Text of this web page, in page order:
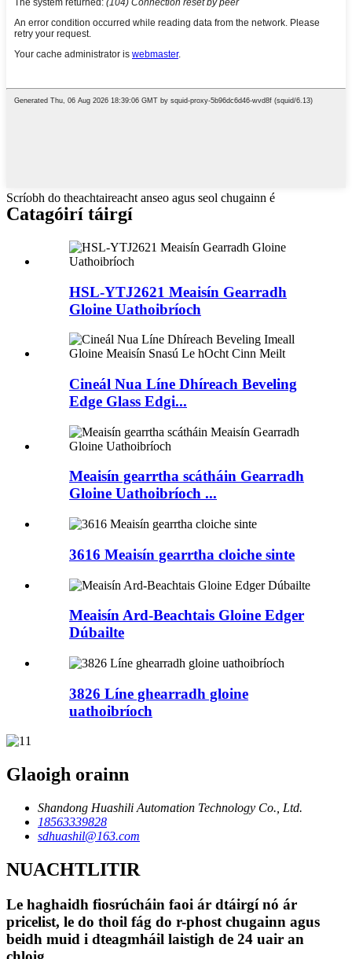
Scríobh do theachtaireacht anseo agus seol chugainn é
Catagóirí táirgí
HSL-YTJ2621 Meaisín Gearradh
Gloine Uathoibríoch
Cineál Nua Líne Dhíreach Beveling
Edge Glass Edgi...
Meaisín gearrtha scátháin Gearradh
Gloine Uathoibríoch ...
3616 Meaisín gearrtha cloiche sinte
Meaisín Ard-Beachtais Gloine Edger
Dúbailte
3826 Líne ghearradh gloine
uathoibríoch
Glaoigh orainn
Shandong Huashili Automation Technology Co., Ltd.
18563339828
sdhuashil@163.com
NUACHTLITIR
Le haghaidh fiosrúcháin faoi ár dtáirgí nó ár
pricelist, le do thoil fág do r-phost chugainn agus
beidh muid i dteagmháil laistigh de 24 uair an